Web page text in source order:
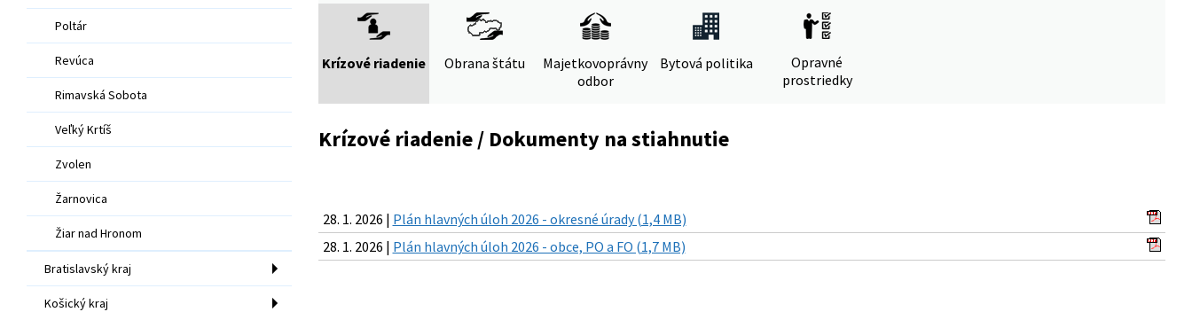
Poltár
Revúca
Rimavská Sobota
Veľký Krtíš
Zvolen
Žarnovica
Žiar nad Hronom
Bratislavský kraj
Košický kraj
Krízové riadenie Obrana štátu
Majetkovoprávny
odbor
Bytová politika
Opravné
prostriedky
Krízové riadenie / Dokumenty na stiahnutie
28. 1. 2026 | Plán hlavných úloh 2026 - okresné úrady (1,4 MB)
28. 1. 2026 | Plán hlavných úloh 2026 - obce, PO a FO (1,7 MB)